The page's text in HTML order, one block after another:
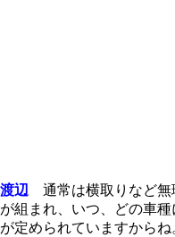
渡辺 通常は横取りなど無
が組まれ、いつ、どの車
が定められていますから